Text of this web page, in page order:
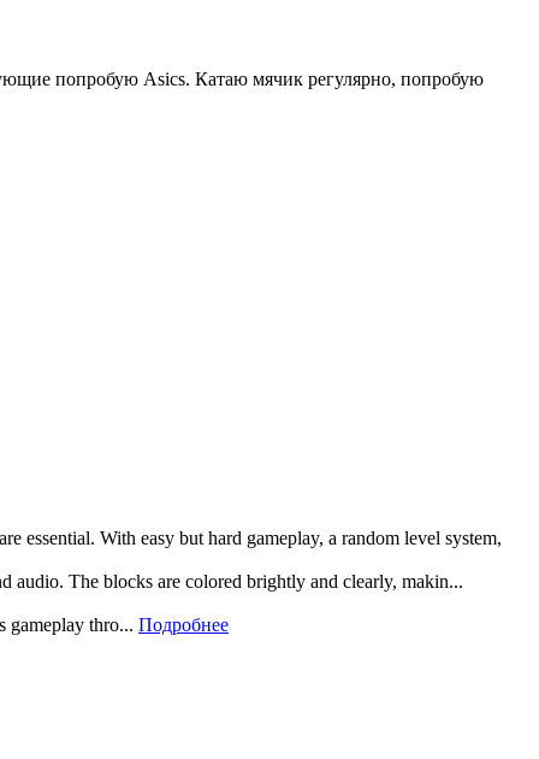
попробую Asics. Катаю мячик регулярно, попробую
essential. With easy but hard gameplay, a random level system,
audio. The blocks are colored brightly and clearly, makin...
gameplay thro... Подробнее